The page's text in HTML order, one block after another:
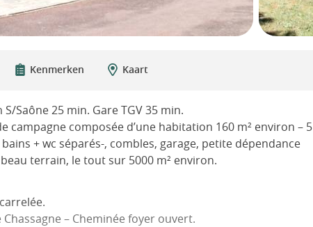
Kenmerken Kaart
Saône 25 min. Gare TGV 35 min.
campagne composée d’une habitation 160 m² environ – 5
+ wc séparés-, combles, garage, petite dépendance
terrain, le tout sur 5000 m² environ.
– Cheminée foyer ouvert.